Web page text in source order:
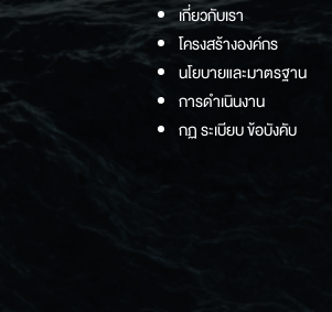
เกี่ยวกับเรา
โครงสร้างองค์กร
นโยบายและมาตรฐาน
การดำเนินงาน
กฏ ระเบียบ ข้อบังคับ